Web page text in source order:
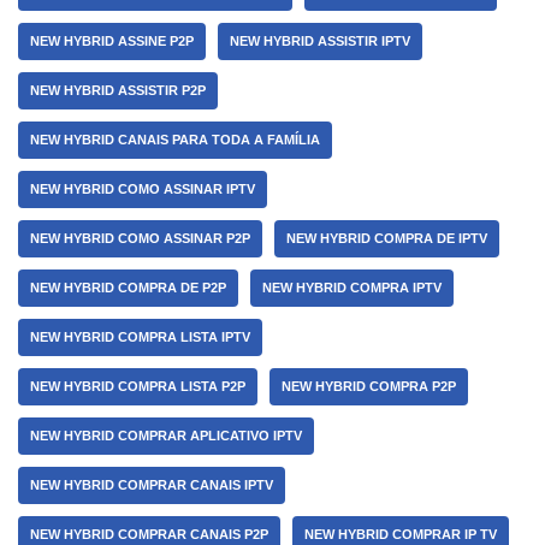
NEW HYBRID ASSINE P2P NEW HYBRID ASSISTIR IPTV
NEW HYBRID ASSISTIR P2P
NEW HYBRID CANAIS PARA TODA A FAMÍLIA
NEW HYBRID COMO ASSINAR IPTV
NEW HYBRID COMO ASSINAR P2P NEW HYBRID COMPRA DE IPTV
NEW HYBRID COMPRA DE P2P NEW HYBRID COMPRA IPTV
NEW HYBRID COMPRA LISTA IPTV
NEW HYBRID COMPRA LISTA P2P NEW HYBRID COMPRA P2P
NEW HYBRID COMPRAR APLICATIVO IPTV
NEW HYBRID COMPRAR CANAIS IPTV
NEW HYBRID COMPRAR CANAIS P2P NEW HYBRID COMPRAR IP TV